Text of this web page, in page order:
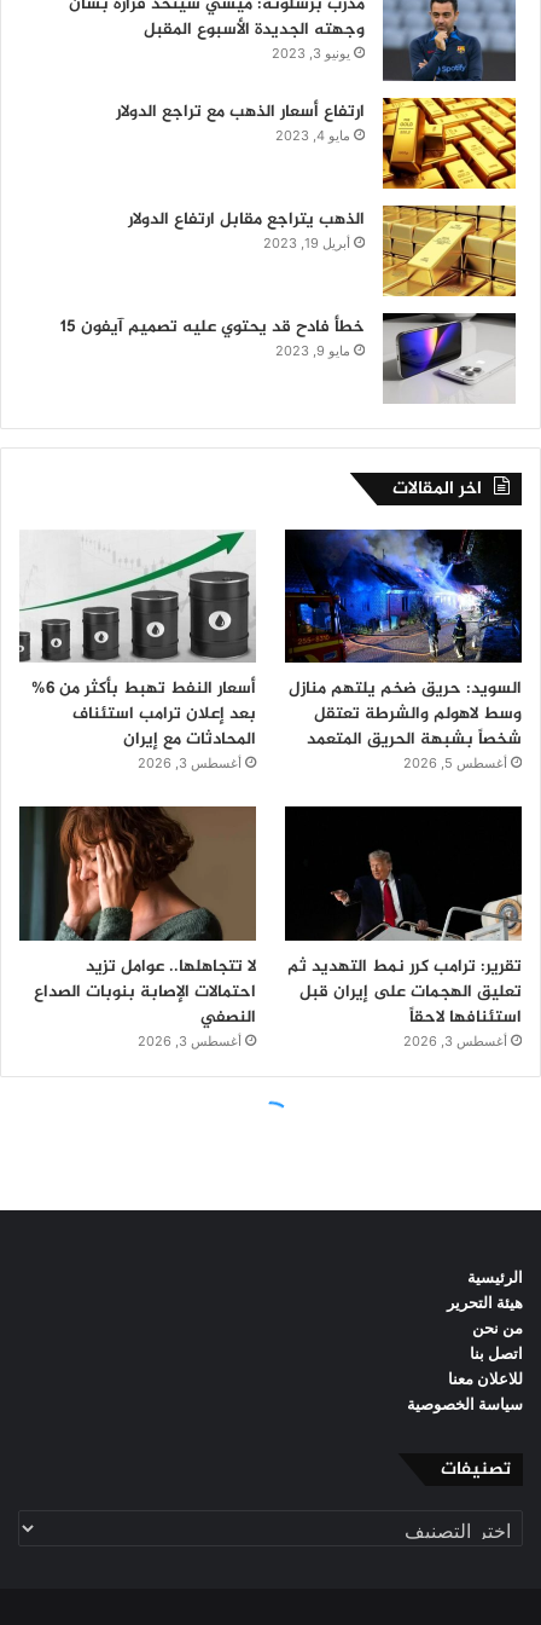
الرئيسية
هيئة التحرير
من نحن
اتصل بنا
للاعلان معنا
سياسة الخصوصية
تصنيفات
تصنيفات